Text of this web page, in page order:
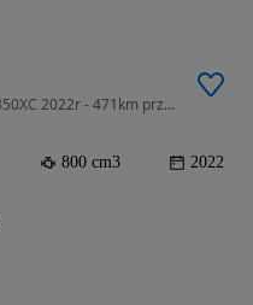
800 cm3 • 60 KM • CF MOTO CFORCE 850XC 2022r - 471km przebiegu! zarejstrowany, jak nowy
800 cm3 2022